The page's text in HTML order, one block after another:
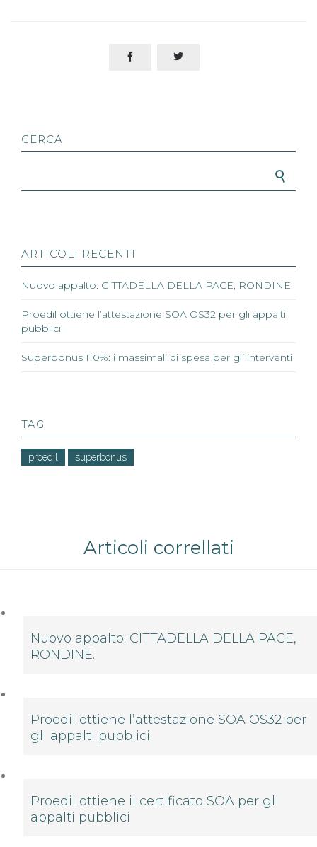
 
CERCA
ARTICOLI RECENTI
Nuovo appalto: CITTADELLA DELLA PACE, RONDINE.
Proedil ottiene l’attestazione SOA OS32 per gli appalti
pubblici
Superbonus 110%: i massimali di spesa per gli interventi
TAG
proedil superbonus
Articoli correllati
Nuovo appalto: CITTADELLA DELLA PACE,
RONDINE.
Proedil ottiene l’attestazione SOA OS32 per
gli appalti pubblici
Proedil ottiene il certificato SOA per gli
appalti pubblici